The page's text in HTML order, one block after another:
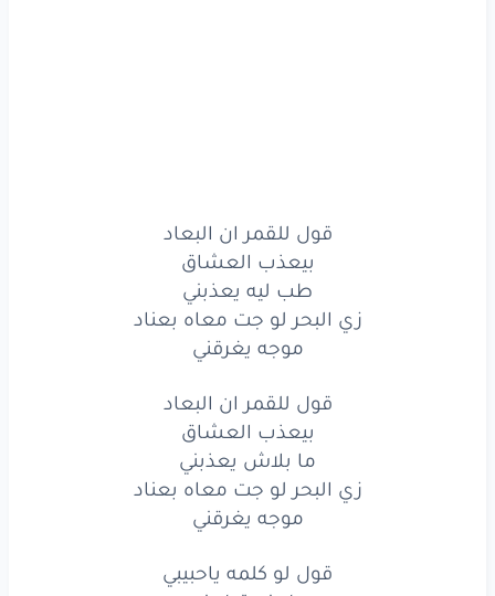
البحرلوجتمعاه
موجهيغرقني
لوكلمهياحبيبي
طمنيتطمني
وتردلياالروح
طب أشوفك بسوروح
قول للقمر ان البعاد
بيعذب العشاق
طب ليه يعذبني
زي البحر لو جت معاه بعناد
موجه يغرقني
قول للقمر ان البعاد
بيعذب العشاق
ما بلاش يعذبني
زي البحر لو جت معاه بعناد
موجه يغرقني
قول لو كلمه ياحبيبي